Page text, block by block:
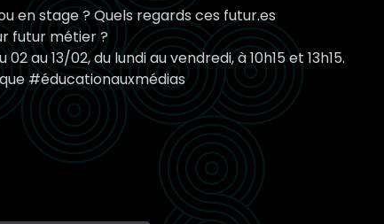
en stage ? Quels regards ces futur.es
futur métier ?
au 13/02, du lundi au vendredi, à 10h15 et 13h15.
#éducationauxmédias